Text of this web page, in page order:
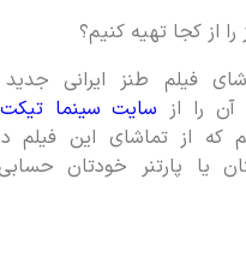
کجا تهیه کنیم؟
طنز ایرانی جدید زودپز
از سایت سینما تیکت تهیه
از تماشای این فیلم در کنار
پارتنر خودتان حسابی لذت